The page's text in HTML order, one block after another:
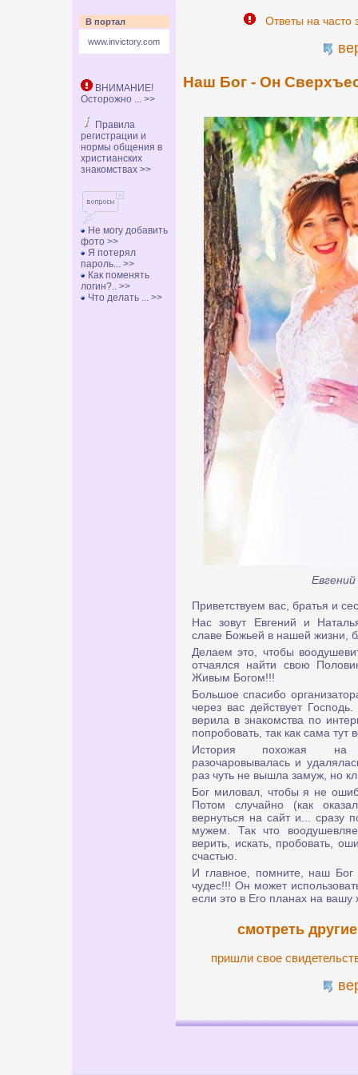
В портал
www.invictory.com
ВНИМАНИЕ!
Осторожно ... >>
Правила
регистрации и
нормы общения в
христианских
знакомствах >>
Не могу добавить
фото >>
Я потерял
пароль... >>
Как поменять
логин?.. >>
Что делать ... >>
Ответы на часто
Наш Бог - Он
Приветствуем вас, братья и
Нас зовут Евгений и
славе Божьей в нашей жизни,
Делаем это, чтобы
отчаялся найти свою
Живым Богом!!!
Большое спасибо
через вас действует
верила в знакомства по
попробовать, так как сама тут
История похожая на
разочаровывалась и
раз чуть не вышла замуж, но
Бог миловал, чтобы я не
Потом случайно (как
вернуться на сайт и... сразу
мужем. Так что
верить, искать, пробовать,
счастью.
И главное, помните, наш
чудес!!! Он может
если это в Его планах на
смотреть
пришли свое